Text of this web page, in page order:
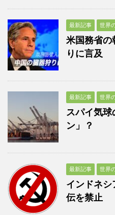
最新記事 世界
米国務省の
りに言及
最新記事 世界
スパイ気球
ン」？
最新記事 世界
インドネシ
伝を禁止